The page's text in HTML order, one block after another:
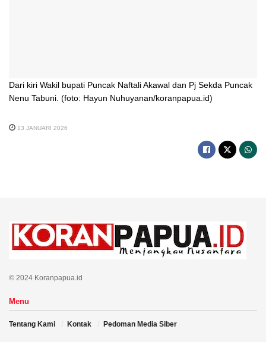
Dari kiri Wakil bupati Puncak Naftali Akawal dan Pj Sekda Puncak
Nenu Tabuni. (foto: Hayun Nuhuyanan/koranpapua.id)
13 JANUARI 2026
© 2024 Koranpapua.id
Menu
Tentang Kami Kontak Pedoman Media Siber